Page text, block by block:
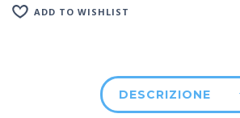
ADD TO WISHLIST
DESCRIZIONE